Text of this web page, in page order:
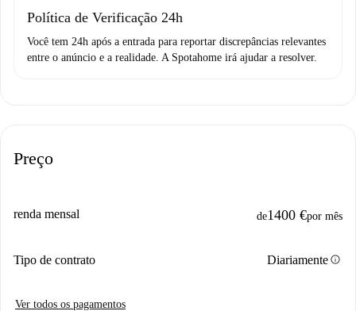
Política de Verificação 24h
Você tem 24h após a entrada para reportar discrepâncias relevantes
entre o anúncio e a realidade. A Spotahome irá ajudar a resolver.
Preço
renda mensal de1400 €por mês
Tipo de contrato Diariamenteinfo
Ver todos os pagamentos